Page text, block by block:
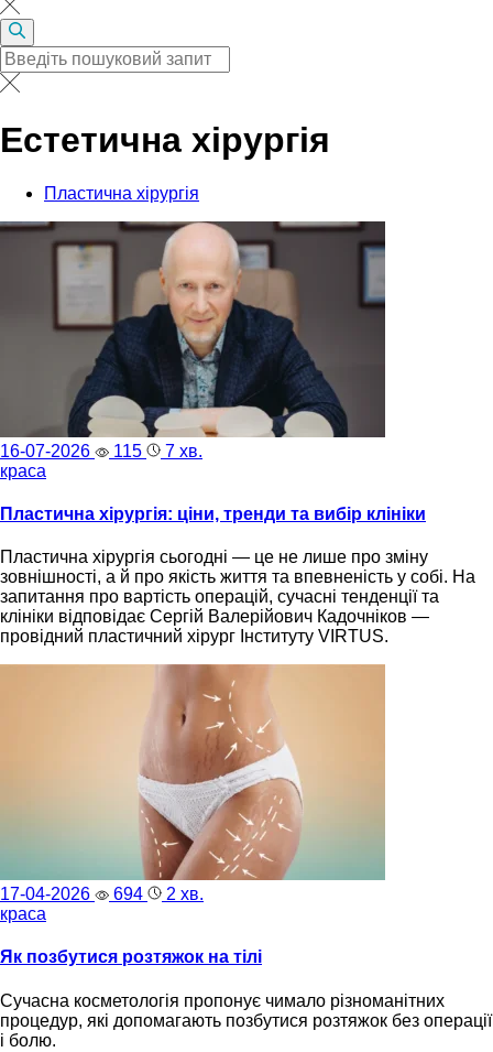
Естетична хірургія
Пластична хірургія
16-07-2026 115
7 хв.
краса
Пластична хірургія: ціни, тренди та вибір клініки
Пластична хірургія сьогодні — це не лише про зміну
зовнішності, а й про якість життя та впевненість у собі. На
запитання про вартість операцій, сучасні тенденції та
клініки відповідає Сергій Валерійович Кадочніков —
провідний пластичний хірург Інституту VIRTUS.
17-04-2026 694
2 хв.
краса
Як позбутися розтяжок на тілі
Сучасна косметологія пропонує чимало різноманітних
процедур, які допомагають позбутися розтяжок без операції
і болю.